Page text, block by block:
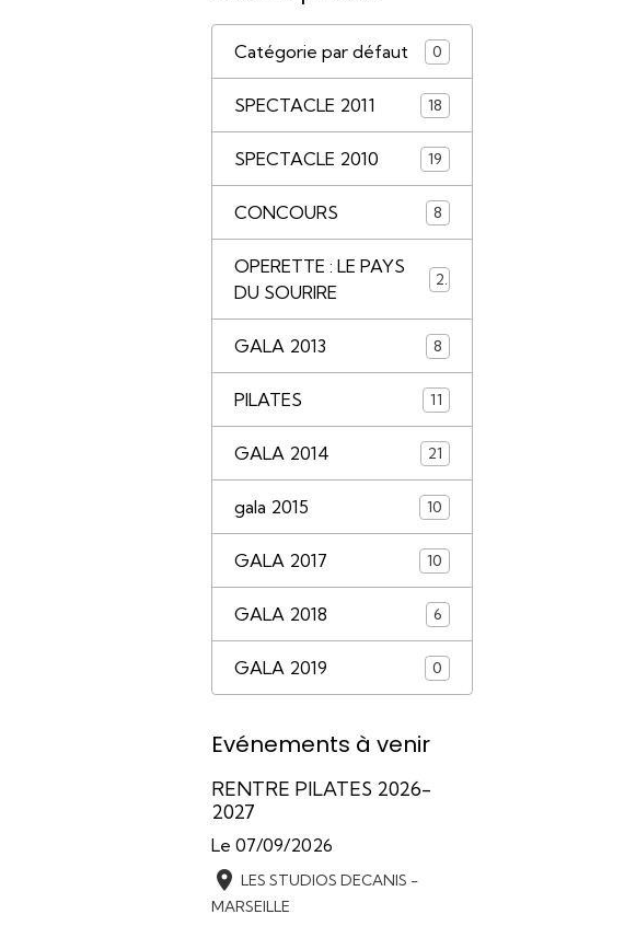
Catégorie par défaut 0
SPECTACLE 2011 18
SPECTACLE 2010 19
CONCOURS 8
OPERETTE : LE PAYS
DU SOURIRE
2
GALA 2013 8
PILATES 11
GALA 2014 21
gala 2015 10
GALA 2017 10
GALA 2018 6
GALA 2019 0
Evénements à venir
RENTRE PILATES 2026-
2027
Le 07/09/2026
LES STUDIOS DECANIS -
MARSEILLE